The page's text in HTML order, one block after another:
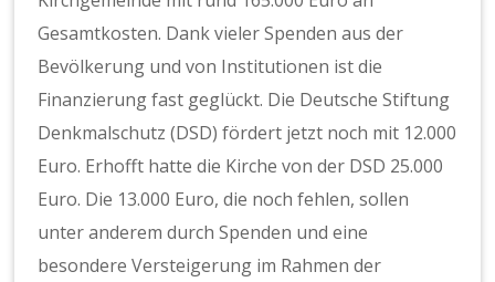
Gesamtkosten. Dank vieler Spenden aus der
Bevölkerung und von Institutionen ist die
Finanzierung fast geglückt. Die Deutsche Stiftung
Denkmalschutz (DSD) fördert jetzt noch mit 12.000
Euro. Erhofft hatte die Kirche von der DSD 25.000
Euro. Die 13.000 Euro, die noch fehlen, sollen
unter anderem durch Spenden und eine
besondere Versteigerung im Rahmen der